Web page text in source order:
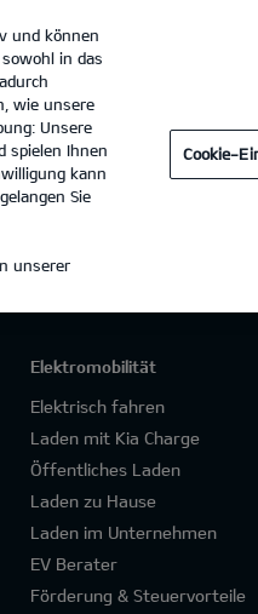
Tel. :
Elektromobilität
Elektrisch fahren
Laden mit Kia Charge
Öffentliches Laden
Laden zu Hause
Laden im Unternehmen
EV Berater
Förderung & Steuervorteile
und können
in das
wie unsere
Unsere
spielen Ihnen
kann
Sie
unserer
Cookie-